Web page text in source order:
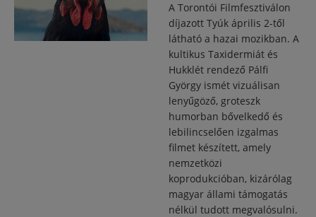
A Torontói Filmfesztiválon
díjazott Tyúk április 2-től
látható a hazai mozikban. A
kultikus Taxidermiát és
Hukklét rendező Pálfi
György ismét vizuálisan
lenyűgöző, groteszk
humorban bővelkedő és
lebilincselően izgalmas
filmet készített, amely
nemzetközi
koprodukcióban, kizárólag
magyar állami támogatás
nélkül tudott megvalósulni.